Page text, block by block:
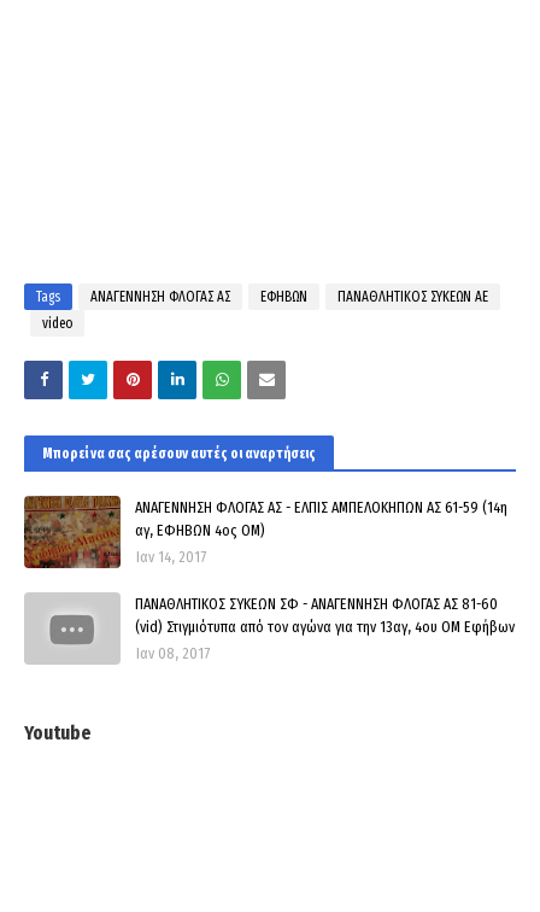
Tags ΑΝΑΓΕΝΝΗΣΗ ΦΛΟΓΑΣ ΑΣ ΕΦΗΒΩΝ
ΠΑΝΑΘΛΗΤΙΚΟΣ ΣΥΚΕΩΝ ΑΕ
video
Μπορεί να σας αρέσουν αυτές οι αναρτήσεις
ΑΝΑΓΕΝΝΗΣΗ ΦΛΟΓΑΣ ΑΣ - ΕΛΠΙΣ ΑΜΠΕΛΟΚΗΠΩΝ ΑΣ 61-59 (14η
αγ, ΕΦΗΒΩΝ 4ος ΟΜ)
Ιαν 14, 2017
ΠΑΝΑΘΛΗΤΙΚΟΣ ΣΥΚΕΩΝ ΣΦ - ΑΝΑΓΕΝΝΗΣΗ ΦΛΟΓΑΣ ΑΣ 81-60
(vid) Στιγμιότυπα από τον αγώνα για την 13αγ, 4ου ΟΜ Εφήβων
Ιαν 08, 2017
Youtube